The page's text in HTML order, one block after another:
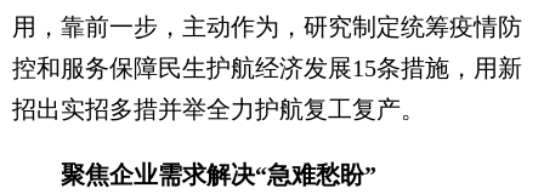
用，靠前一步，主动作为，研究制定统筹疫情防
控和服务保障民生护航经济发展15条措施，用新
招出实招多措并举全力护航复工复产。
聚焦企业需求解决“急难愁盼”